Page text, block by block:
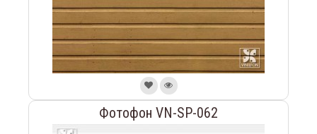
Фотофон VN-SP-062